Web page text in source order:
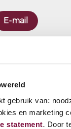
gebruik van:
en marketing
statement. Door
E-mail